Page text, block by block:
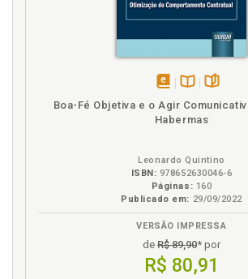
em
Boa-Fé Objetiva e o Agir
Habermas
Leonardo Quintino
ISBN: 978652630046-6
Páginas: 160
Publicado em: 29/09/2022
VERSÃO IMPRESSA
de R$ 89,90* por
R$ 80,91